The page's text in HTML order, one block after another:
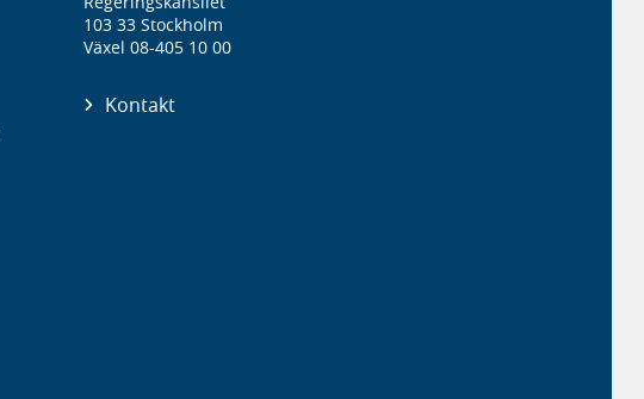
103 33 Stockholm
Växel 08-405 10 00
Kontakt